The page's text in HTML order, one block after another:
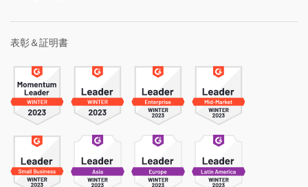
表彰＆証明書